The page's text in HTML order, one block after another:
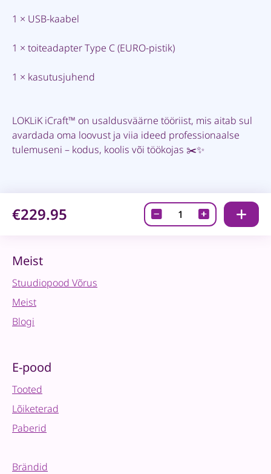
1 × USB-kaabel
1 × toiteadapter Type C (EURO-pistik)
1 × kasutusjuhend
LOKLiK iCraft™ on usaldusväärne tööriist, mis aitab sul
avardada oma loovust ja viia ideed professionaalse
tulemuseni – kodus, koolis või töökojas ✂️✨
€229.95
LOKLiK
iCraft
Meist
Stuudiopood Võrus
Meist
Blogi
E-pood
Tooted
Lõiketerad
Paberid
Brändid